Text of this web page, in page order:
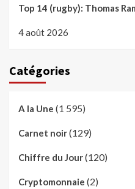
Top 14 (rugby): Thomas
4 août 2026
Catégories
A la Une (1 595)
Carnet noir(129)
Chiffre du Jour(120)
Cryptomonnaie (2)